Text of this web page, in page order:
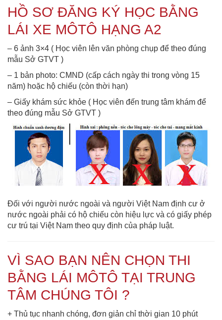
HỒ SƠ ĐĂNG KÝ HỌC BẰNG
LÁI XE MÔTÔ HẠNG A2
– 6 ảnh 3×4 ( Học viên lên văn phòng chụp để theo đúng
mẫu Sở GTVT )
– 1 bản photo: CMND (cấp cách ngày thi trong vòng 15
năm) hoặc hộ chiếu (còn thời hạn)
– Giấy khám sức khỏe ( Học viên đến trung tâm khám để
theo đúng mẫu Sở GTVT )
Đối với người nước ngoài và người Việt Nam định cư ở
nước ngoài phải có hộ chiếu còn hiệu lực và có giấy phép
cư trú tại Việt Nam theo quy định của pháp luật.
VÌ SAO BẠN NÊN CHỌN THI
BẰNG LÁI MÔTÔ TẠI TRUNG
TÂM CHÚNG TÔI ?
+ Thủ tục nhanh chóng, đơn giản chỉ thời gian 10 phút